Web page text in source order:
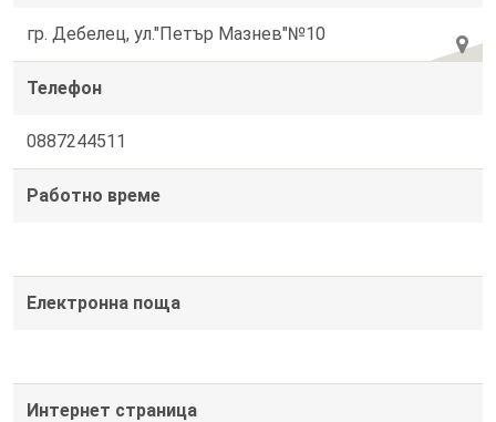
гр. Дебелец, ул."Петър Мазнев"№10
Телефон
0887244511
Работно време
Електронна поща
Интернет страница